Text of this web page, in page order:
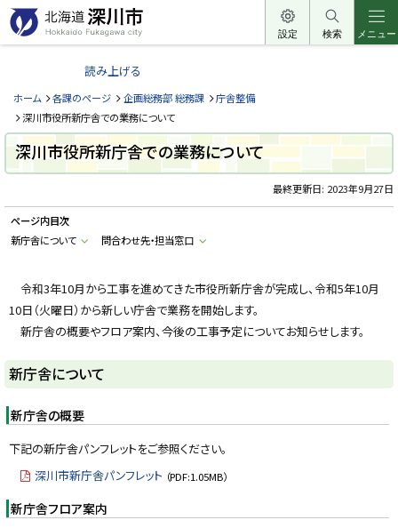
本
文
へ
ー
北
道
深
川
市
H
k
a
d
a
a
c
i
y
設定 検索 メニュー
読み上げる
ホーム 各課のページ 企画総務部 総務課
庁舎整備
深川市役所新庁舎での業務について
深川市役所新庁舎での業務について
最終更新日: 2023年9月27日
ページ内目次
新庁舎について
問合わせ先・担当窓口
令和3年10月から工事を進めてきた市役所新庁舎が完成し、令和5年10月
10日（火曜日）から新しい庁舎で業務を開始します。
新庁舎の概要やフロア案内、今後の工事予定についてお知らせします。
新庁舎について
新庁舎の概要
下記の新庁舎パンフレットをご参照ください。
深川市新庁舎パンフレット （PDF:1.05MB）
新庁舎フロア案内